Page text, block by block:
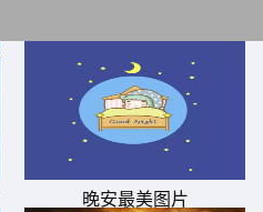
晚安最美图片